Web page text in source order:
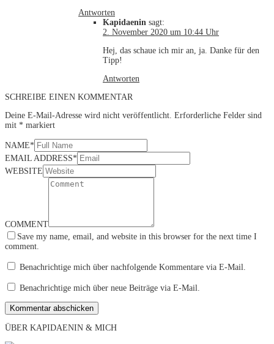
Antworten
Kapidaenin sagt:
2. November 2020 um 10:44 Uhr
Hej, das schaue ich mir an, ja. Danke für den
Tipp!
Antworten
SCHREIBE EINEN KOMMENTAR
Deine E-Mail-Adresse wird nicht veröffentlicht. Erforderliche Felder sind
mit * markiert
NAME*
EMAIL ADDRESS*
WEBSITE
COMMENT
Save my name, email, and website in this browser for the next time I
comment.
Benachrichtige mich über nachfolgende Kommentare via E-Mail.
Benachrichtige mich über neue Beiträge via E-Mail.
ÜBER KAPIDAENIN & MICH